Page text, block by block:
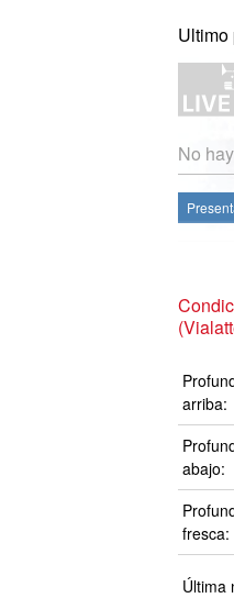
Ultimo
No
arriba:
abajo:
fresca:
Última